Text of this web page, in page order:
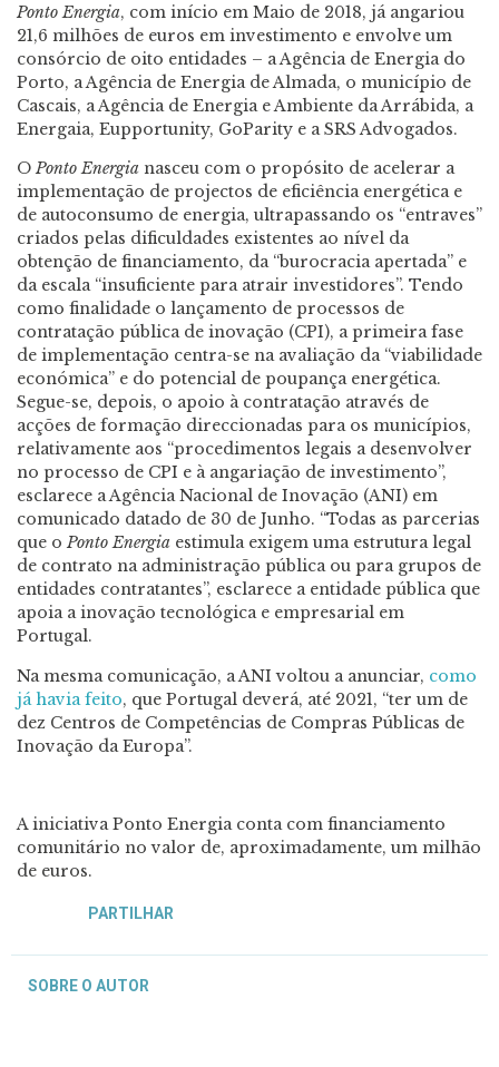
Ponto Energia, com início em Maio de 2018, já angariou
21,6 milhões de euros em investimento e envolve um
consórcio de oito entidades – a Agência de Energia do
Porto, a Agência de Energia de Almada, o município de
Cascais, a Agência de Energia e Ambiente da Arrábida, a
Energaia, Eupportunity, GoParity e a SRS Advogados.
O Ponto Energia nasceu com o propósito de acelerar a
implementação de projectos de eficiência energética e
de autoconsumo de energia, ultrapassando os “entraves”
criados pelas dificuldades existentes ao nível da
obtenção de financiamento, da “burocracia apertada” e
da escala “insuficiente para atrair investidores”. Tendo
como finalidade o lançamento de processos de
contratação pública de inovação (CPI), a primeira fase
de implementação centra-se na avaliação da “viabilidade
económica” e do potencial de poupança energética.
Segue-se, depois, o apoio à contratação através de
acções de formação direccionadas para os municípios,
relativamente aos “procedimentos legais a desenvolver
no processo de CPI e à angariação de investimento”,
esclarece a Agência Nacional de Inovação (ANI) em
comunicado datado de 30 de Junho. “Todas as parcerias
que o Ponto Energia estimula exigem uma estrutura legal
de contrato na administração pública ou para grupos de
entidades contratantes”, esclarece a entidade pública que
apoia a inovação tecnológica e empresarial em
Portugal.
Na mesma comunicação, a ANI voltou a anunciar, como
já havia feito, que Portugal deverá, até 2021, “ter um de
dez Centros de Competências de Compras Públicas de
Inovação da Europa”.
A iniciativa Ponto Energia conta com financiamento
comunitário no valor de, aproximadamente, um milhão
de euros.
PARTILHAR
SOBRE O AUTOR